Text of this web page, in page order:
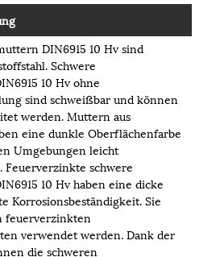
DIN6915 10 Hv sind
Schwere
10 Hv ohne
sind schweißbar und können
werden. Muttern aus
eine dunkle Oberflächenfarbe
Umgebungen leicht
Feuerverzinkte schwere
10 Hv haben eine dicke
Korrosionsbeständigkeit. Sie
feuerverzinkten
verwendet werden. Dank der
die schweren